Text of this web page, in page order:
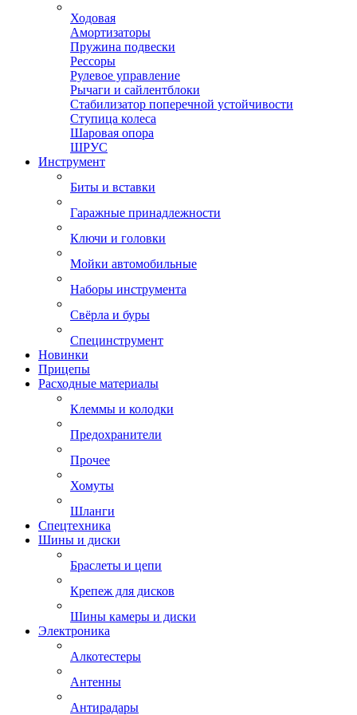
Ходовая
Амортизаторы
Пружина подвески
Рессоры
Рулевое управление
Рычаги и сайлентблоки
Стабилизатор поперечной устойчивости
Ступица колеса
Шаровая опора
ШРУС
Инструмент
Биты и вставки
Гаражные принадлежности
Ключи и головки
Мойки автомобильные
Наборы инструмента
Свёрла и буры
Специнструмент
Новинки
Прицепы
Расходные материалы
Клеммы и колодки
Предохранители
Прочее
Хомуты
Шланги
Спецтехника
Шины и диски
Браслеты и цепи
Крепеж для дисков
Шины камеры и диски
Электроника
Алкотестеры
Антенны
Антирадары